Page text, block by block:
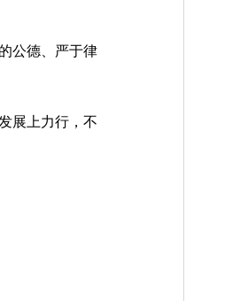
公德、严于律
展上力行，不